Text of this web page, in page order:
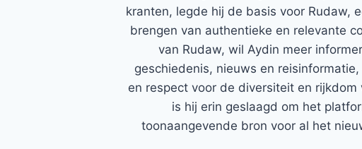
kranten, legde hij de basis voor Rudaw,
brengen van authentieke en relevante
van Rudaw, wil Aydin meer
geschiedenis, nieuws en
en respect voor de diversiteit en
is hij erin geslaagd om het
toonaangevende bron voor al het